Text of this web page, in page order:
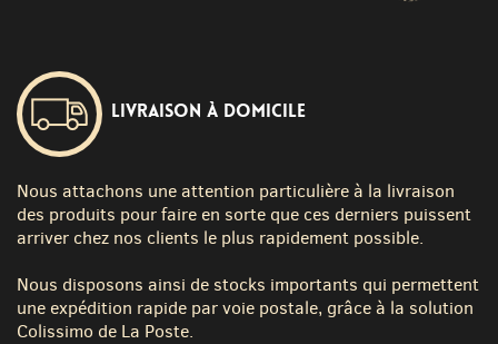
Livraison à domicile
Nous attachons une attention particulière à la livraison
des produits pour faire en sorte que ces derniers puissent
arriver chez nos clients le plus rapidement possible.
Nous disposons ainsi de stocks importants qui permettent
une expédition rapide par voie postale, grâce à la solution
Colissimo de La Poste.